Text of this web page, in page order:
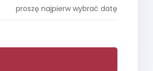
proszę najpierw wybrać datę